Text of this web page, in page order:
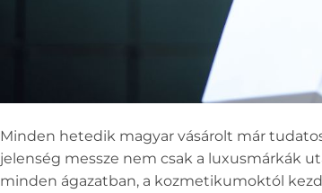
Minden hetedik magyar vásárolt már
jelenség messze nem csak a luxusmárkák
minden ágazatban, a kozmetikumoktól